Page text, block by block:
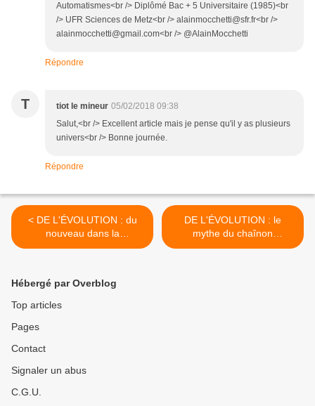
Automatismes<br /> Diplômé Bac + 5 Universitaire (1985)<br
/> UFR Sciences de Metz<br /> alainmocchetti@sfr.fr<br />
alainmocchetti@gmail.com<br /> @AlainMocchetti
Répondre
T tiot le mineur 05/02/2018 09:38
Salut,<br /> Excellent article mais je pense qu'il y as plusieurs
univers<br /> Bonne journée.
Répondre
< DE L'ÉVOLUTION : du
nouveau dans la
généalogie de l'Homme
DE L'ÉVOLUTION : le
mythe du chaînon
manquant >
Hébergé par Overblog
Top articles
Pages
Contact
Signaler un abus
C.G.U.